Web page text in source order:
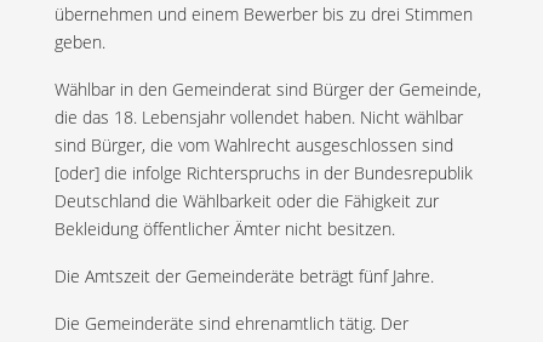
übernehmen und einem Bewerber bis zu drei Stimmen
geben.
Wählbar in den Gemeinderat sind Bürger der Gemeinde,
die das 18. Lebensjahr vollendet haben. Nicht wählbar
sind Bürger, die vom Wahlrecht ausgeschlossen sind
[oder] die infolge Richterspruchs in der Bundesrepublik
Deutschland die Wählbarkeit oder die Fähigkeit zur
Bekleidung öffentlicher Ämter nicht besitzen.
Die Amtszeit der Gemeinderäte beträgt fünf Jahre.
Die Gemeinderäte sind ehrenamtlich tätig. Der